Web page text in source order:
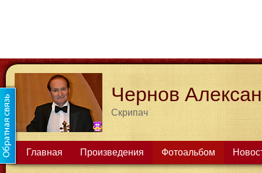
Чернов
Скрипач
Главная Произведения Фотоальбом